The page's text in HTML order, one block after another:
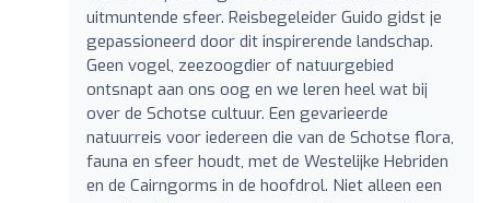
uitmuntende sfeer. Reisbegeleider Guido gidst je
gepassioneerd door dit inspirerende landschap.
Geen vogel, zeezoogdier of natuurgebied
ontsnapt aan ons oog en we leren heel wat bij
over de Schotse cultuur. Een gevarieerde
natuurreis voor iedereen die van de Schotse flora,
fauna en sfeer houdt, met de Westelijke Hebriden
en de Cairngorms in de hoofdrol. Niet alleen een